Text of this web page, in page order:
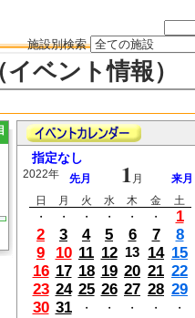
施設別検索
ベント情報）
指定なし
2022年 先月 1 月
来月
日
月 火 水 木 金
土
・
・ ・ ・ ・ ・
1
2
3 4 5 6 7
8
9
10 11 12 13 14 15
16 17 18 19 20 21 22
23 24 25 26 27 28 29
30 31 ・ ・ ・ ・ ・